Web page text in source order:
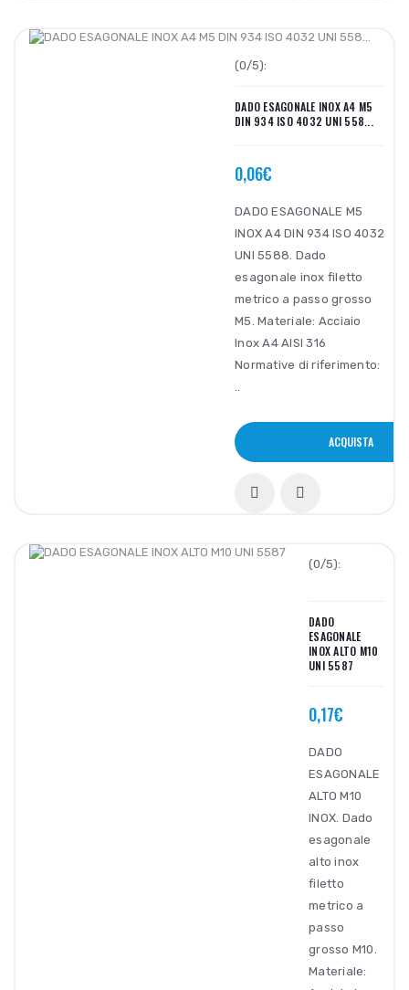
(0/5):
DADO ESAGONALE INOX A4 M5
DIN 934 ISO 4032 UNI 558...
0,06€
DADO ESAGONALE M5
INOX A4 DIN 934 ISO 4032
UNI 5588. Dado
esagonale inox filetto
metrico a passo grosso
M5. Materiale: Acciaio
Inox A4 AISI 316
Normative di riferimento:
ACQUISTA
(0/5):
DADO
ESAGONALE
INOX ALTO M10
UNI 5587
0,17€
DADO
ESAGONALE
ALTO M10
INOX. Dado
esagonale
alto inox
filetto
metrico a
passo
grosso M10.
Materiale: